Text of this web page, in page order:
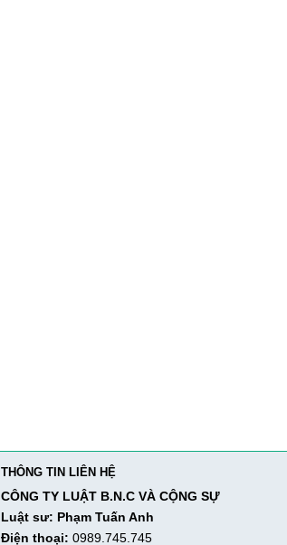
THÔNG TIN LIÊN HỆ
CÔNG TY LUẬT B.N.C VÀ CỘNG SỰ
Luật sư: Phạm Tuấn Anh
Điện thoại: 0989.745.745